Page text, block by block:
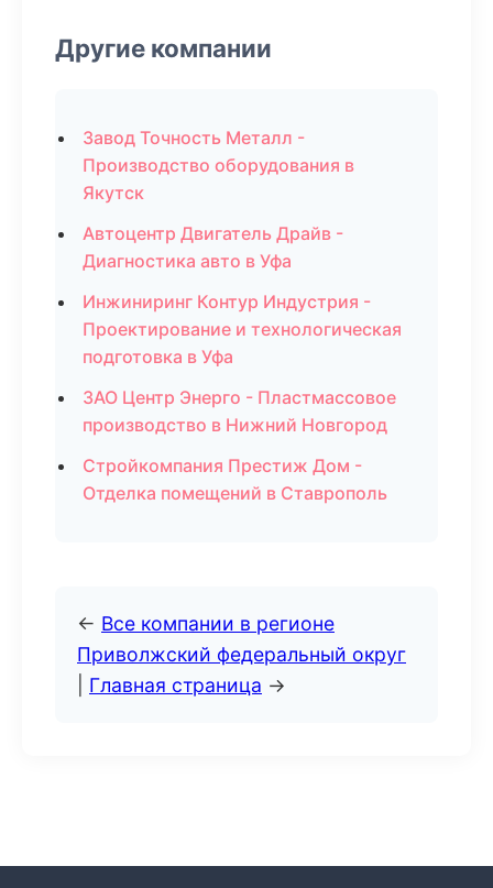
Другие компании
Завод Точность Металл -
Производство оборудования в
Якутск
Автоцентр Двигатель Драйв -
Диагностика авто в Уфа
Инжиниринг Контур Индустрия -
Проектирование и технологическая
подготовка в Уфа
ЗАО Центр Энерго - Пластмассовое
производство в Нижний Новгород
Стройкомпания Престиж Дом -
Отделка помещений в Ставрополь
← Все компании в регионе
Приволжский федеральный округ
Главная страница →